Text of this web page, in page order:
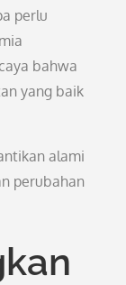
perlu
bahwa
yang baik
alami
perubahan